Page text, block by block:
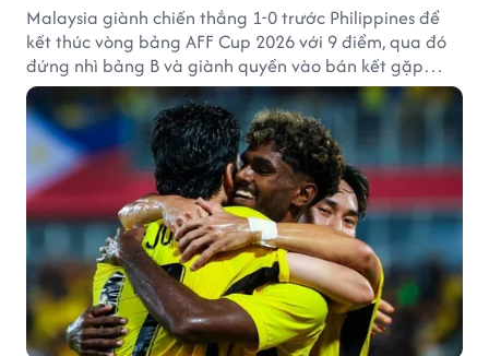
Malaysia giành chiến thắng 1-0 trước Philippines để
kết thúc vòng bảng AFF Cup 2026 với 9 điểm, qua đó
đứng nhì bảng B và giành quyền vào bán kết gặp
tuyển Việt Nam.